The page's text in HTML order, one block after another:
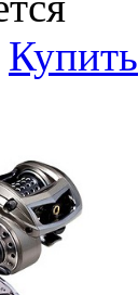
Купить